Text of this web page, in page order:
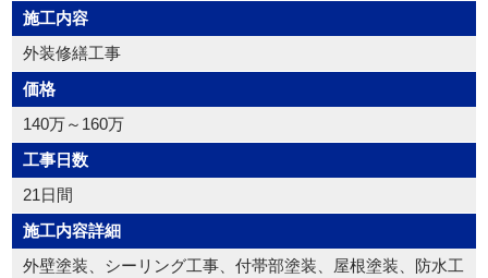
施工内容
外装修繕工事
価格
140万～160万
工事日数
21日間
施工内容詳細
外壁塗装、シーリング工事、付帯部塗装、屋根塗装、防水工